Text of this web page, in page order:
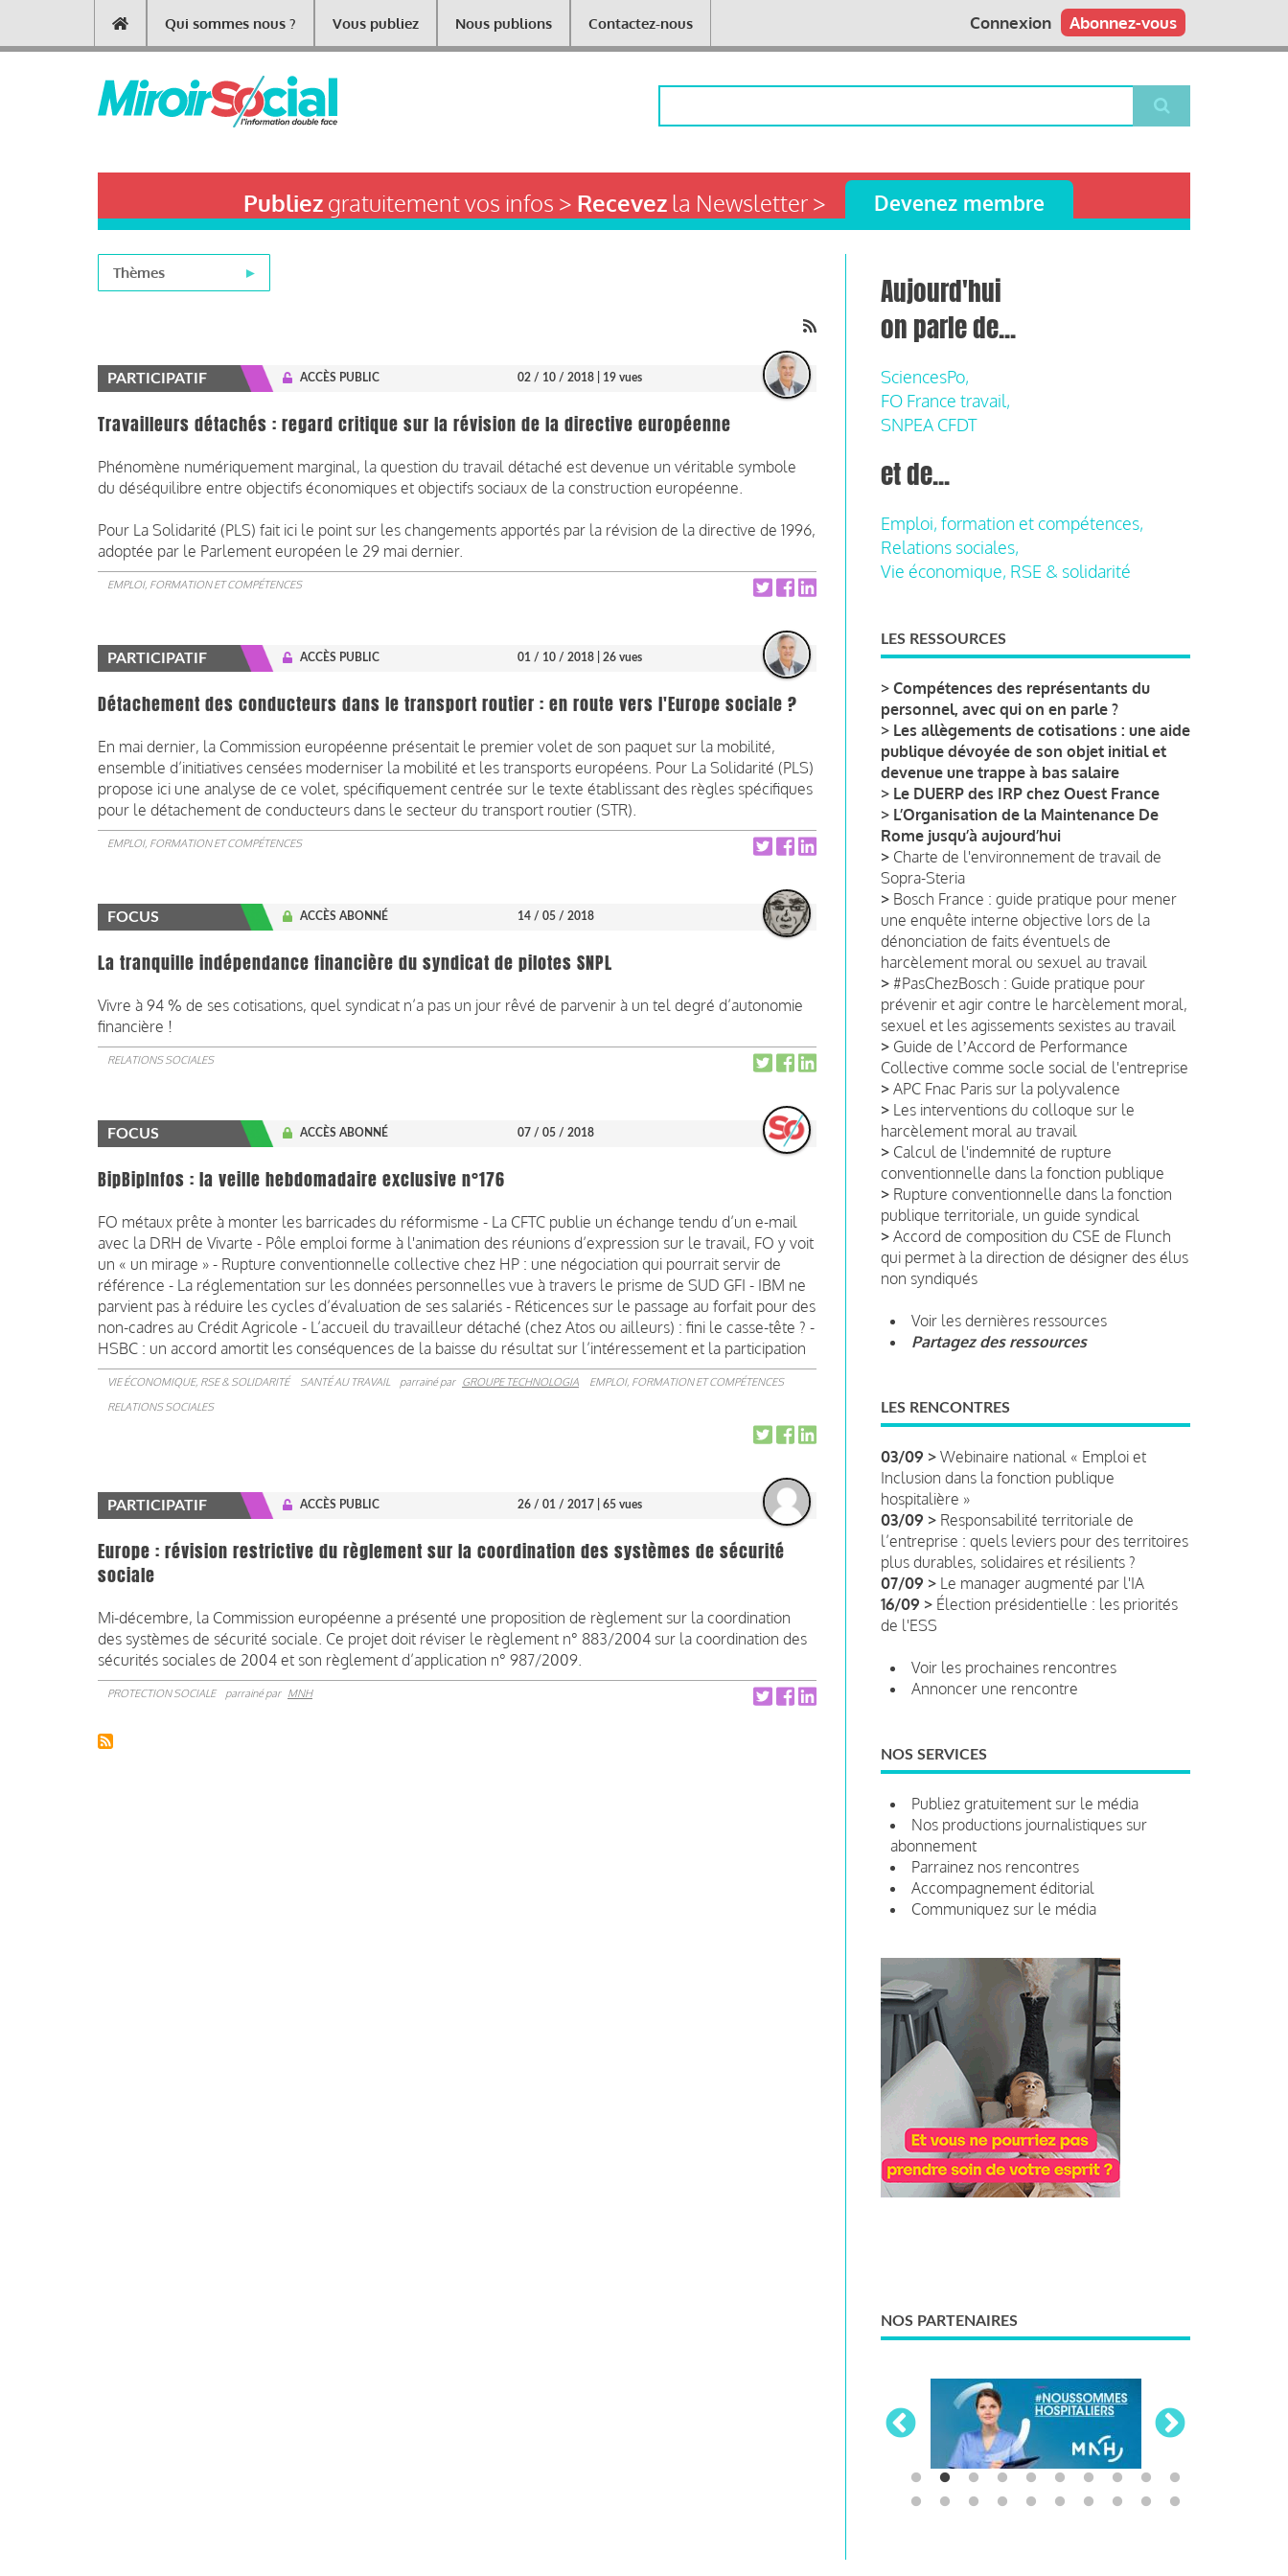
contenu
Main
navigation
Qui sommes nous ? Vous publiez Nous publions Contactez-nous Abonnez-vous
Connexion
Publiezgratuitement vos infos > Recevezla Newsletter > Devenez membre
Thèmes
PARTICIPATIF ACCÈS PUBLIC 02 / 10 / 2018 | 19 vues
Travailleurs détachés : regard critique sur la révision de la directive européenne
Phénomène numériquement marginal, la question du travail détaché est devenue un véritable symbole
du déséquilibre entre objectifs économiques et objectifs sociaux de la construction européenne.
Pour La Solidarité (PLS) fait ici le point sur les changements apportés par la révision de la directive de 1996,
adoptée par le Parlement européen le 29 mai dernier.
EMPLOI, FORMATION ET COMPÉTENCES
PARTICIPATIF ACCÈS PUBLIC 01 / 10 / 2018 | 26 vues
Détachement des conducteurs dans le transport routier : en route vers l'Europe sociale ?
En mai dernier, la Commission européenne présentait le premier volet de son paquet sur la mobilité,
ensemble d’initiatives censées moderniser la mobilité et les transports européens. Pour La Solidarité (PLS)
propose ici une analyse de ce volet, spécifiquement centrée sur le texte établissant des règles spécifiques
pour le détachement de conducteurs dans le secteur du transport routier (STR).
EMPLOI, FORMATION ET COMPÉTENCES
FOCUS ACCÈS ABONNÉ 14 / 05 / 2018
La tranquille indépendance financière du syndicat de pilotes SNPL
Vivre à 94 % de ses cotisations, quel syndicat n’a pas un jour rêvé de parvenir à un tel degré d’autonomie
financière !
RELATIONS SOCIALES
FOCUS ACCÈS ABONNÉ 07 / 05 / 2018
BipBipInfos : la veille hebdomadaire exclusive n°176
FO métaux prête à monter les barricades du réformisme - La CFTC publie un échange tendu d’un e-mail
avec la DRH de Vivarte - Pôle emploi forme à l'animation des réunions d’expression sur le travail, FO y voit
un « un mirage » - Rupture conventionnelle collective chez HP : une négociation qui pourrait servir de
référence - La réglementation sur les données personnelles vue à travers le prisme de SUD GFI - IBM ne
parvient pas à réduire les cycles d’évaluation de ses salariés - Réticences sur le passage au forfait pour des
non-cadres au Crédit Agricole - L’accueil du travailleur détaché (chez Atos ou ailleurs) : fini le casse-tête ? -
HSBC : un accord amortit les conséquences de la baisse du résultat sur l’intéressement et la participation
VIE ÉCONOMIQUE, RSE & SOLIDARITÉ SANTÉ AU TRAVAIL parrainé par GROUPE TECHNOLOGIA
EMPLOI, FORMATION ET COMPÉTENCES
RELATIONS SOCIALES
PARTICIPATIF ACCÈS PUBLIC 26 / 01 / 2017 | 65 vues
Europe : révision restrictive du règlement sur la coordination des systèmes de sécurité
sociale
Mi-décembre, la Commission européenne a présenté une proposition de règlement sur la coordination
des systèmes de sécurité sociale. Ce projet doit réviser le règlement n° 883/2004 sur la coordination des
sécurités sociales de 2004 et son règlement d’application n° 987/2009.
PROTECTION SOCIALE parrainé par MNH
Aujourd'hui
on parle de...
SciencesPo,
FO France travail,
SNPEA CFDT
et de...
Emploi, formation et compétences,
Relations sociales,
Vie économique, RSE & solidarité
LES RESSOURCES
> Compétences des représentants du
personnel, avec qui on en parle ?
> Les allègements de cotisations : une aide
publique dévoyée de son objet initial et
devenue une trappe à bas salaire
> Le DUERP des IRP chez Ouest France
> L’Organisation de la Maintenance De
Rome jusqu’à aujourd’hui
> Charte de l'environnement de travail de
Sopra-Steria
> Bosch France : guide pratique pour mener
une enquête interne objective lors de la
dénonciation de faits éventuels de
harcèlement moral ou sexuel au travail
> #PasChezBosch : Guide pratique pour
prévenir et agir contre le harcèlement moral,
sexuel et les agissements sexistes au travail
> Guide de lʼAccord de Performance
Collective comme socle social de l'entreprise
> APC Fnac Paris sur la polyvalence
> Les interventions du colloque sur le
harcèlement moral au travail
> Calcul de l'indemnité de rupture
conventionnelle dans la fonction publique
> Rupture conventionnelle dans la fonction
publique territoriale, un guide syndical
> Accord de composition du CSE de Flunch
qui permet à la direction de désigner des élus
non syndiqués
Voir les dernières ressources
Partagez des ressources
LES RENCONTRES
03/09 > Webinaire national « Emploi et
Inclusion dans la fonction publique
hospitalière »
03/09 > Responsabilité territoriale de
l’entreprise : quels leviers pour des territoires
plus durables, solidaires et résilients ?
07/09 > Le manager augmenté par l'IA
16/09 > Élection présidentielle : les priorités
de l'ESS
Voir les prochaines rencontres
Annoncer une rencontre
NOS SERVICES
Publiez gratuitement sur le média
Nos productions journalistiques sur
abonnement
Parrainez nos rencontres
Accompagnement éditorial
Communiquez sur le média
NOS PARTENAIRES